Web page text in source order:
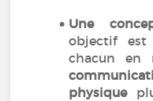
Une
objectif
chacun en
physique